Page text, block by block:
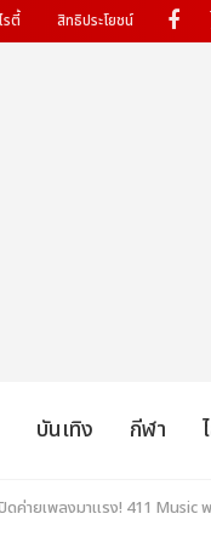
รตี้ สิทธิประโยชน์
บันเทิง กีฬา
ดค่ายเพลงมาแรง! 411 Music